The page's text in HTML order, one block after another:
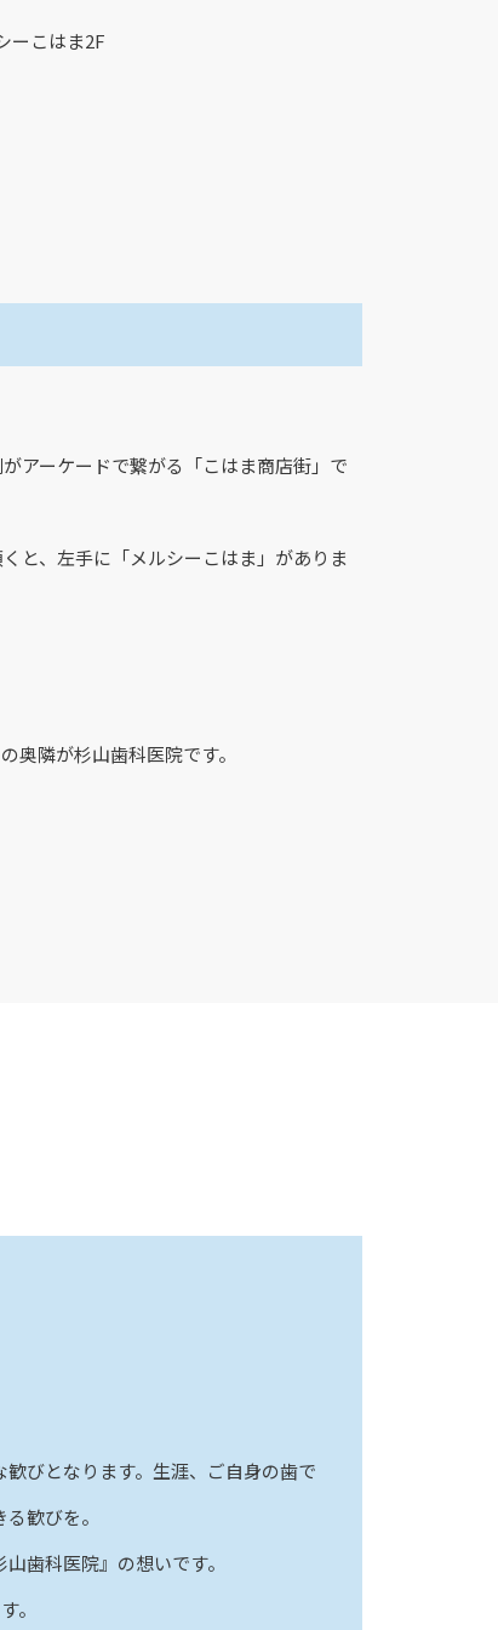
ーこはま2F
アーケードで繋がる「こはま商店街」で
と、左手に「メルシーこはま」がありま
奥隣が杉山歯科医院です。
びとなります。生涯、ご自身の歯で
歓びを。
歯科医院』の想いです。
。